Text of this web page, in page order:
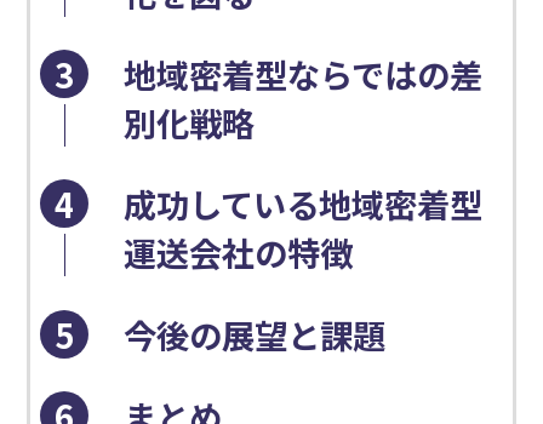
3
地域密着型ならではの差
別化戦略
4
成功している地域密着型
運送会社の特徴
5
今後の展望と課題